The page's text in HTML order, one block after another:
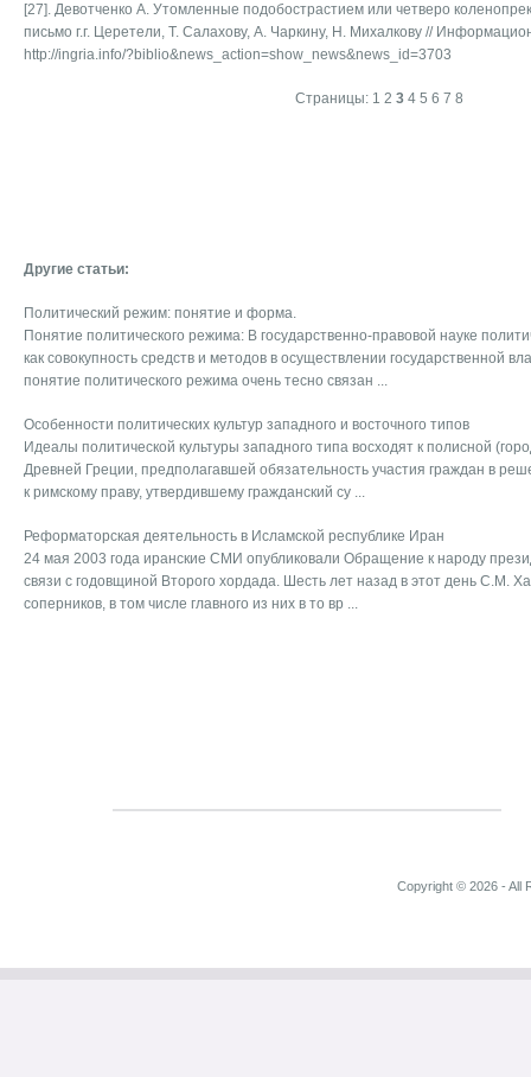
[27]. Девотченко А. Утомленные подобострастием или четверо
письмо г.г. Церетели, Т. Салахову, А. Чаркину, Н. Михалкову //
http://ingria.info/?biblio&news_action=show_news&news_id=3703
Страницы: 1 2 3 4 5 6 7 8
Другие статьи:
Политический режим: понятие и форма.
Понятие политического режима: В государственно-правовой науке
как совокупность средств и методов в осуществлении государственной
понятие политического режима очень тесно связан ...
Особенности политических культур западного и восточного типов
Идеалы политической культуры западного типа восходят к полисной
Древней Греции, предполагавшей обязательность участия граждан в
к римскому праву, утвердившему гражданский су ...
Реформаторская деятельность в Исламской республике Иран
24 мая 2003 года иранские СМИ опубликовали Обращение к народу
связи с годовщиной Второго хордада. Шесть лет назад в этот день С.М.
соперников, в том числе главного из них в то вр ...
Copyright © 2026 - All